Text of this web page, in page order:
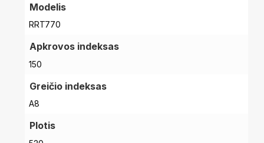
Modelis
RRT770
Apkrovos indeksas
150
Greičio indeksas
A8
Plotis